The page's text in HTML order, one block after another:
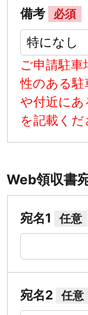
備考 必須
ご申請駐
性のある駐
や付近にあ
を記載くだ
Web領収書
宛名1 任意
宛名2 任意